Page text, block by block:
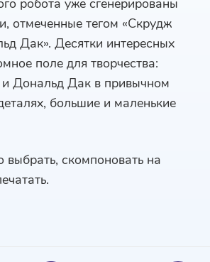
робота уже сгенерированы
отмеченные тегом «Скрудж
Дак». Десятки интересных
поле для творчества:
Дональд Дак в привычном
большие и маленькие
выбрать, скомпоновать на